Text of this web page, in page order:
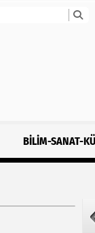
BILIM-SANAT-